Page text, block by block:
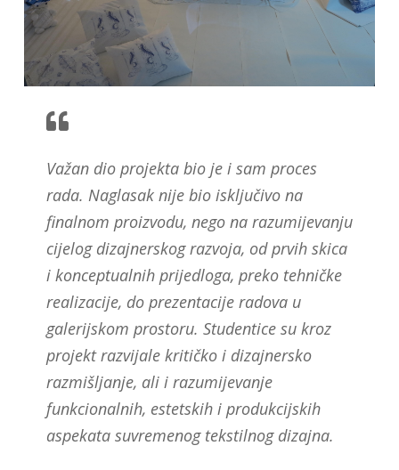
Važan dio projekta bio je i sam proces
rada. Naglasak nije bio isključivo na
finalnom proizvodu, nego na razumijevanju
cijelog dizajnerskog razvoja, od prvih skica
i konceptualnih prijedloga, preko tehničke
realizacije, do prezentacije radova u
galerijskom prostoru. Studentice su kroz
projekt razvijale kritičko i dizajnersko
razmišljanje, ali i razumijevanje
funkcionalnih, estetskih i produkcijskih
aspekata suvremenog tekstilnog dizajna.